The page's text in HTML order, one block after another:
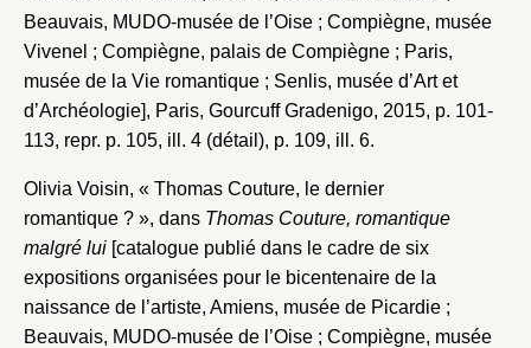
Beauvais, MUDO-musée de l’Oise ; Compiègne, musée
Vivenel ; Compiègne, palais de Compiègne ; Paris,
musée de la Vie romantique ; Senlis, musée d’Art et
d’Archéologie], Paris, Gourcuff Gradenigo, 2015, p. 101-
113, repr. p. 105, ill. 4 (détail), p. 109, ill. 6.
Olivia Voisin, « Thomas Couture, le dernier
romantique ? », dans Thomas Couture, romantique
malgré lui [catalogue publié dans le cadre de six
expositions organisées pour le bicentenaire de la
naissance de l’artiste, Amiens, musée de Picardie ;
Beauvais, MUDO-musée de l’Oise ; Compiègne, musée